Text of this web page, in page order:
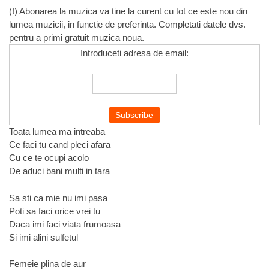
(!) Abonarea la muzica va tine la curent cu tot ce este nou din
lumea muzicii, in functie de preferinta. Completati datele dvs.
pentru a primi gratuit muzica noua.
Introduceti adresa de email:
Toata lumea ma intreaba
Ce faci tu cand pleci afara
Cu ce te ocupi acolo
De aduci bani multi in tara
Sa sti ca mie nu imi pasa
Poti sa faci orice vrei tu
Daca imi faci viata frumoasa
Si imi alini sulfetul
Femeie plina de aur